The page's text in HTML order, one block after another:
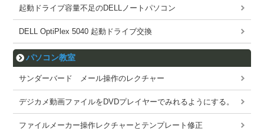
起動ドライブ容量不足のDELLノートパソコン
DELL OptiPlex 5040 起動ドライブ交換
パソコン教室
サンダーバード メール操作のレクチャー
デジカメ動画ファイルをDVDプレイヤーでみれるようにする。
ファイルメーカー操作レクチャーとテンプレート修正